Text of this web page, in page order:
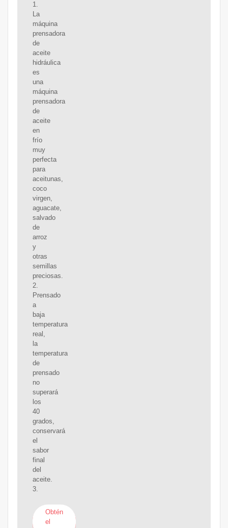
1.
La
máquina
prensadora
de
aceite
hidráulica
es
una
máquina
prensadora
de
aceite
en
frío
muy
perfecta
para
aceitunas,
coco
virgen,
aguacate,
salvado
de
arroz
y
otras
semillas
preciosas.
2.
Prensado
a
baja
temperatura
real,
la
temperatura
de
prensado
no
superará
los
40
grados,
conservará
el
sabor
final
del
aceite.
3.
Obtén
el